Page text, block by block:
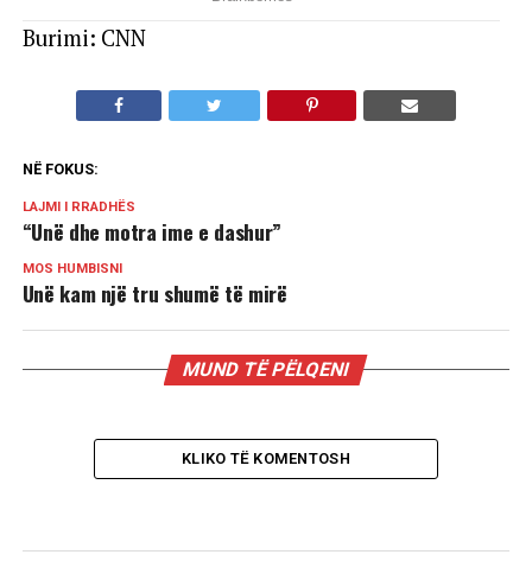
Burimi: CNN
NË FOKUS:
LAJMI I RRADHËS
“Unë dhe motra ime e dashur”
MOS HUMBISNI
Unë kam një tru shumë të mirë
MUND TË PËLQENI
KLIKO TË KOMENTOSH